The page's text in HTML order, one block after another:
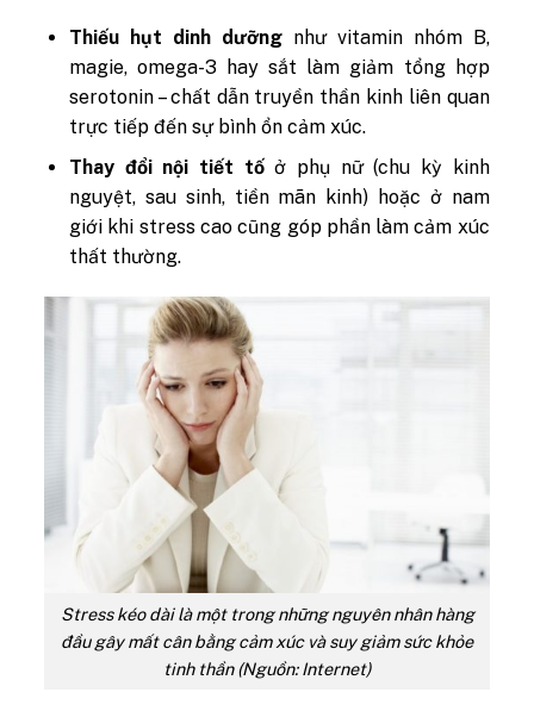
Thiếu hụt dinh dưỡngnhư vitamin nhóm B,
magie, omega-3 hay sắt làm giảm tổng hợp
serotonin – chất dẫn truyền thần kinh liên quan
trực tiếp đến sự bình ổn cảm xúc.
Thay đổi nội tiết tốở phụ nữ (chu kỳ kinh
nguyệt, sau sinh, tiền mãn kinh) hoặc ở nam
giới khi stress cao cũng góp phần làm cảm xúc
thất thường.
Stress kéo dài là một trong những nguyên nhân hàng
đầu gây mất cân bằng cảm xúc và suy giảm sức khỏe
tinh thần (Nguồn: Internet)